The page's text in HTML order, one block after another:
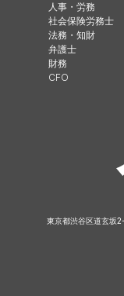
人事・労務
社会保険労務士
法務・知財
弁護士
財務
CFO
東京都渋谷区道玄坂